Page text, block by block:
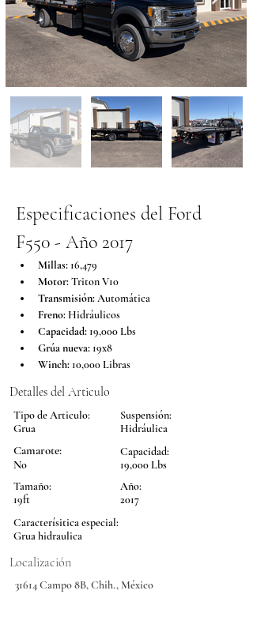
Especificaciones del Ford
F550 - Año 2017
Millas: 16,479
Motor: Triton V10
Transmisión: Automática
Freno: Hidráulicos
Capacidad: 19,000 Lbs
Grúa nueva: 19x8
Winch: 10,000 Libras
Detalles del Articulo
Tipo de Articulo:
Grua
Camarote:
No
Tamaño:
19ft
Suspensión:
Hidráulica
Capacidad:
19,000 Lbs
Año:
2017
Caracterísitica especial:
Grua hidraulica
Localización
31614 Campo 8B, Chih., México